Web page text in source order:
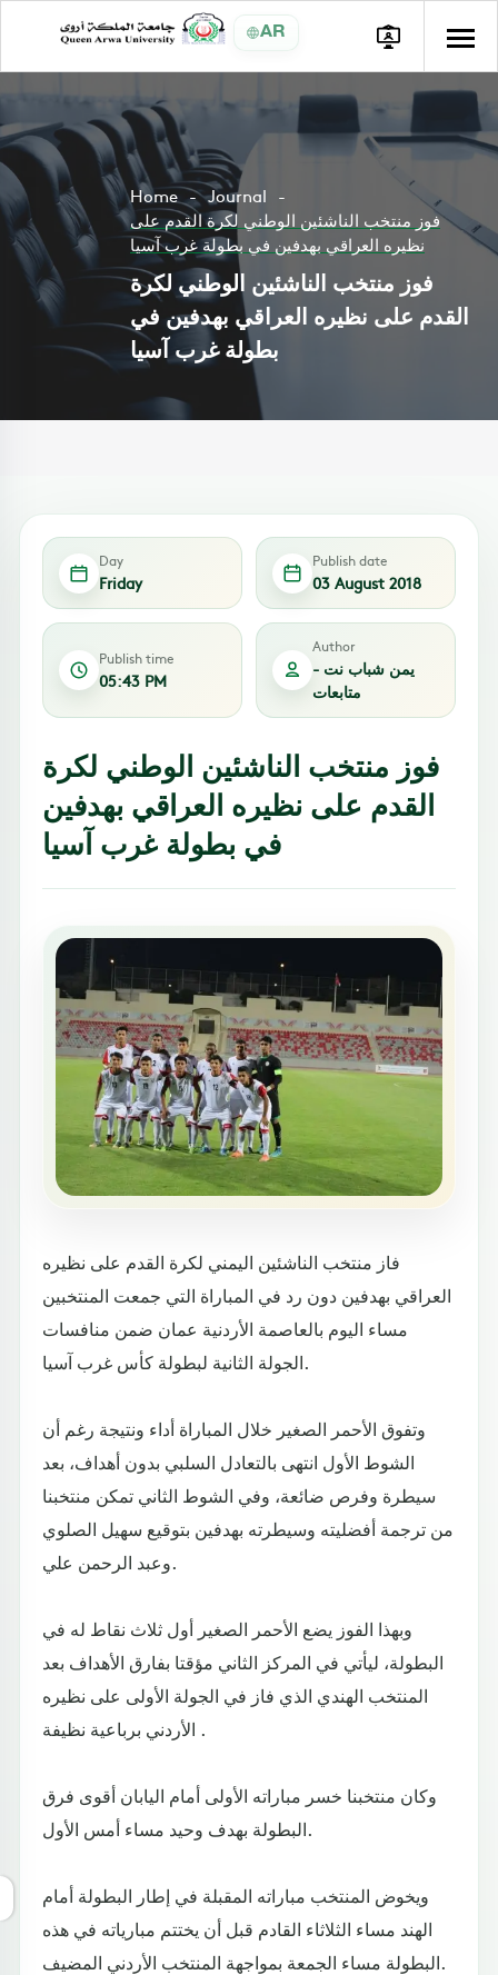
AR
Home
Journal
فوز منتخب الناشئين الوطني لكرة القدم على
نظيره العراقي بهدفين في بطولة غرب آسيا
فوز منتخب الناشئين الوطني لكرة
القدم على نظيره العراقي بهدفين في
بطولة غرب آسيا
Day
Friday
Publish date
03 August 2018
Publish time
05:43 PM
Author
يمن شباب نت -
متابعات
فوز منتخب الناشئين الوطني لكرة
القدم على نظيره العراقي بهدفين
في بطولة غرب آسيا
فاز منتخب الناشئين اليمني لكرة القدم على نظيره
العراقي بهدفين دون رد في المباراة التي جمعت المنتخبين
مساء اليوم بالعاصمة الأردنية عمان ضمن منافسات
الجولة الثانية لبطولة كأس غرب آسيا.
وتفوق الأحمر الصغير خلال المباراة أداء ونتيجة رغم أن
الشوط الأول انتهى بالتعادل السلبي بدون أهداف، بعد
سيطرة وفرص ضائعة، وفي الشوط الثاني تمكن منتخبنا
من ترجمة أفضليته وسيطرته بهدفين بتوقيع سهيل الصلوي
وعبد الرحمن علي.
وبهذا الفوز يضع الأحمر الصغير أول ثلاث نقاط له في
البطولة، ليأتي في المركز الثاني مؤقتا بفارق الأهداف بعد
المنتخب الهندي الذي فاز في الجولة الأولى على نظيره
الأردني برباعية نظيفة .
وكان منتخبنا خسر مباراته الأولى أمام اليابان أقوى فرق
البطولة بهدف وحيد مساء أمس الأول.
ويخوض المنتخب مباراته المقبلة في إطار البطولة أمام
الهند مساء الثلاثاء القادم قبل أن يختتم مبارياته في هذه
البطولة مساء الجمعة بمواجهة المنتخب الأردني المضيف.